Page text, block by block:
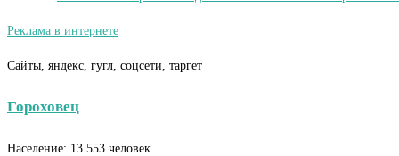
Реклама в интернете
Сайты, яндекс, гугл, соцсети, таргет
Гороховец
Население: 13 553 человек.